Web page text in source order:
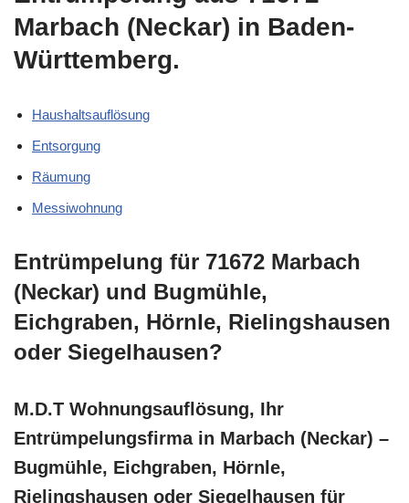
Marbach (Neckar) in Baden-
Württemberg.
Haushaltsauflösung
Entsorgung
Räumung
Messiwohnung
Entrümpelung für 71672 Marbach
(Neckar) und Bugmühle,
Eichgraben, Hörnle, Rielingshausen
oder Siegelhausen?
M.D.T Wohnungsauflösung, Ihr
Entrümpelungsfirma in Marbach (Neckar) –
Bugmühle, Eichgraben, Hörnle,
Rielingshausen oder Siegelhausen für